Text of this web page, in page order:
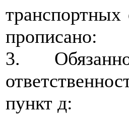
прописано:
3.
пункт д: